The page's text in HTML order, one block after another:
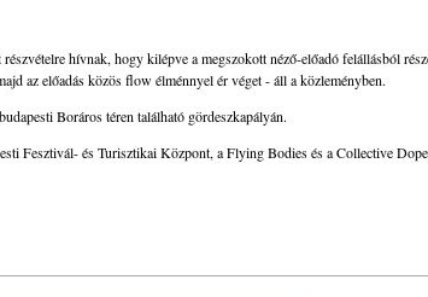
hívnak, hogy kilépve a megszokott néző-előadó felállásból
az előadás közös flow élménnyel ér véget - áll a közleményben.
Boráros téren található gördeszkapályán.
Fesztivál- és Turisztikai Központ, a Flying Bodies és a Collective Dope